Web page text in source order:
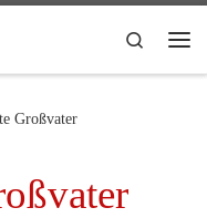
Search
Großvater